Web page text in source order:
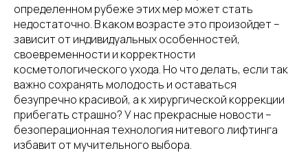
определенном рубеже этих мер может стать
недостаточно. В каком возрасте это произойдет –
зависит от индивидуальных особенностей,
своевременности и корректности
косметологического ухода. Но что делать, если так
важно сохранять молодость и оставаться
безупречно красивой, а к хирургической коррекции
прибегать страшно? У нас прекрасные новости –
безоперационная технология нитевого лифтинга
избавит от мучительного выбора.